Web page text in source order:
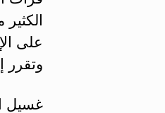
على
وتقرر
غسيل